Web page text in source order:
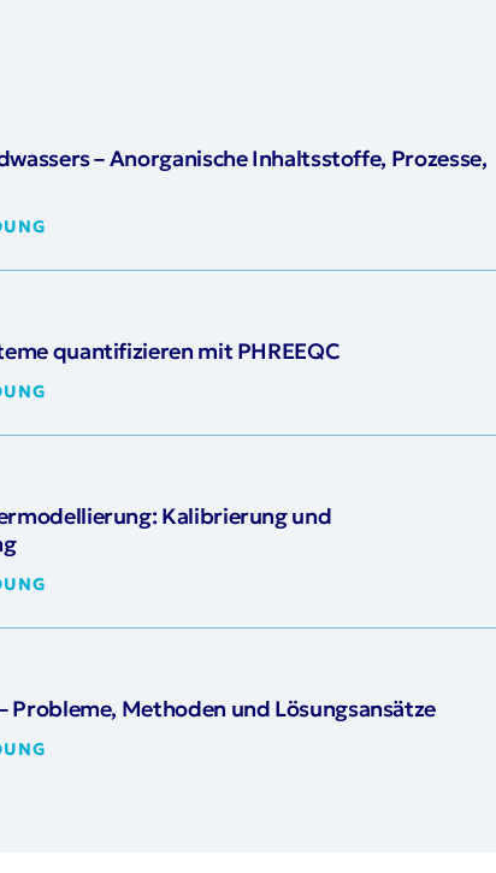
– Anorganische Inhaltsstoffe, Prozesse,
quantifizieren mit PHREEQC
Kalibrierung und
Probleme, Methoden und Lösungsansätze